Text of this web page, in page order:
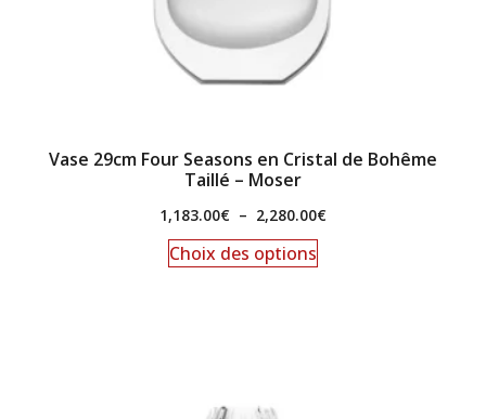
Vase 29cm Four Seasons en Cristal de Bohême
Taillé – Moser
1,183.00€ – 2,280.00€
Choix des options